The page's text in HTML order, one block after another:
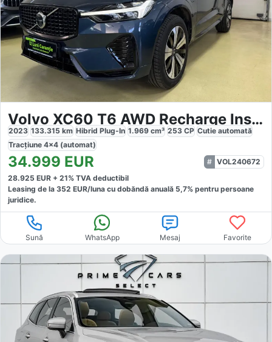
Volvo XC60 T6 AWD Recharge Inscription
2023 133.315 km Hibrid Plug-In 1.969 cm³ 253 CP Cutie automată
Tracțiune 4x4 (automat)
34.999 EUR
VOL240672
28.925 EUR + 21% TVA deductibil
Leasing de la 352 EUR/luna cu dobăndă anuală 5,7% pentru persoane
juridice.
Sună WhatsApp Mesaj Favorite